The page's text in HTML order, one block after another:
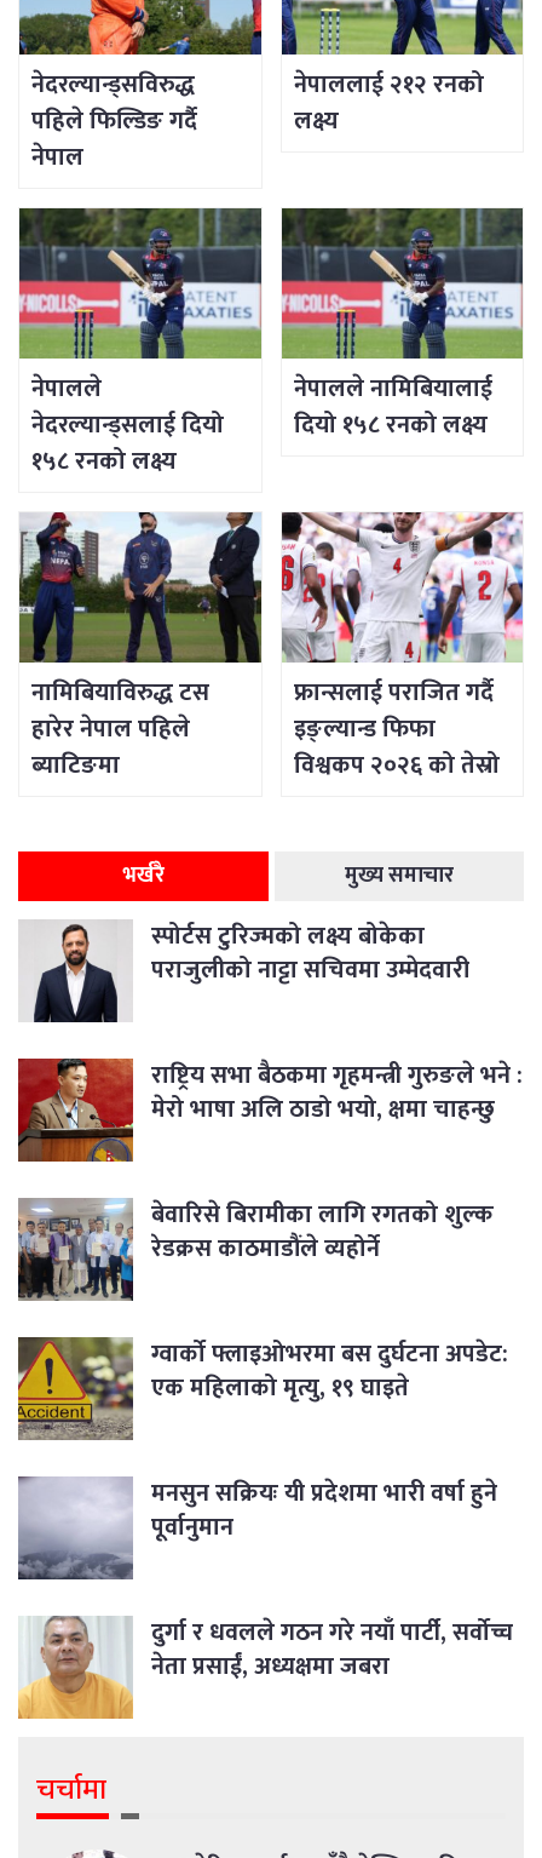
नेदरल्यान्ड्सविरुद्ध
पहिले फिल्डिङ गर्दै
नेपाल
नेपाललाई २१२ रनको
लक्ष्य
नेपालले
नेदरल्यान्ड्सलाई दियो
१५८ रनको लक्ष्य
नेपालले नामिबियालाई
दियो १५८ रनको लक्ष्य
नामिबियाविरुद्ध टस
हारेर नेपाल पहिले
ब्याटिङमा
फ्रान्सलाई पराजित गर्दै
इङ्ल्यान्ड फिफा
विश्वकप २०२६ को तेस्रो
भर्खरै मुख्य समाचार
स्पोर्टस टुरिज्मको लक्ष्य बोकेका
पराजुलीको नाट्टा सचिवमा उम्मेदवारी
राष्ट्रिय सभा बैठकमा गृहमन्त्री गुरुङले भने :
मेरो भाषा अलि ठाडो भयो, क्षमा चाहन्छु
बेवारिसे बिरामीका लागि रगतको शुल्क
रेडक्रस काठमाडौंले व्यहोर्ने
ग्वार्को फ्लाइओभरमा बस दुर्घटना अपडेट:
एक महिलाको मृत्यु, १९ घाइते
मनसुन सक्रियः यी प्रदेशमा भारी वर्षा हुने
पूर्वानुमान
दुर्गा र धवलले गठन गरे नयाँ पार्टी, सर्वोच्च
नेता प्रसाईं, अध्यक्षमा जबरा
चर्चामा